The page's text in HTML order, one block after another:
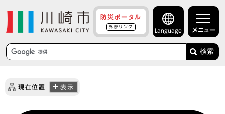
防災ポータル
外部リンク
Language メニュー
検索
現在位置 表示